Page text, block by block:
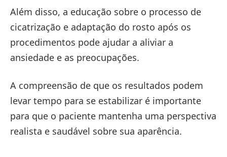
Além disso, a educação sobre o processo de
cicatrização e adaptação do rosto após os
procedimentos pode ajudar a aliviar a
ansiedade e as preocupações.
A compreensão de que os resultados podem
levar tempo para se estabilizar é importante
para que o paciente mantenha uma perspectiva
realista e saudável sobre sua aparência.